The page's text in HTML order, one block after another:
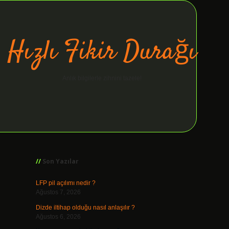
Hızlı Fikir Durağı
Son Yazılar
LFP pil açılımı nedir ?
Ağustos 7, 2026
Dizde iltihap olduğu nasıl anlaşılır ?
Ağustos 6, 2026